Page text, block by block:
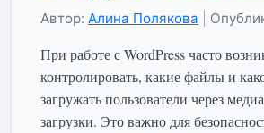
Автор: Алина Полякова
При работе с WordPress часто
контролировать, какие файлы и
загружать пользователи через
загрузки. Это важно для